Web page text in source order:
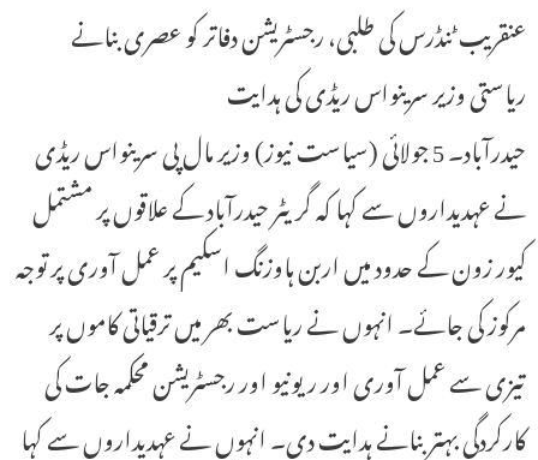
عنقریب ٹنڈرس کی طلبی، رجسٹریشن دفاتر کو عصری بنانے
ریاستی وزیر سرینواس ریڈی کی ہدایت
حیدرآباد۔ 5 جولائی (سیاست نیوز) وزیر مال پی سرینواس ریڈی
نے عہدیداروں سے کہا کہ گریٹر حیدرآباد کے علاقوں پر مشتمل
کیور زون کے حدود میں اربن ہاوزنگ اسکیم پر عمل آوری پر توجہ
مرکوز کی جائے۔ انہوں نے ریاست بھر میں ترقیاتی کاموں پر
تیزی سے عمل آوری اور ریونیو اور رجسٹریشن محکمہ جات کی
کارکردگی بہتر بنانے ہدایت دی۔ انہوں نے عہدیداروں سے کہا